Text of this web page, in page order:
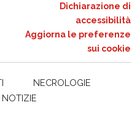
Dichiarazione di
accessibilità
Aggiorna le preferenze
sui cookie
NECROLOGIE
NOTIZIE